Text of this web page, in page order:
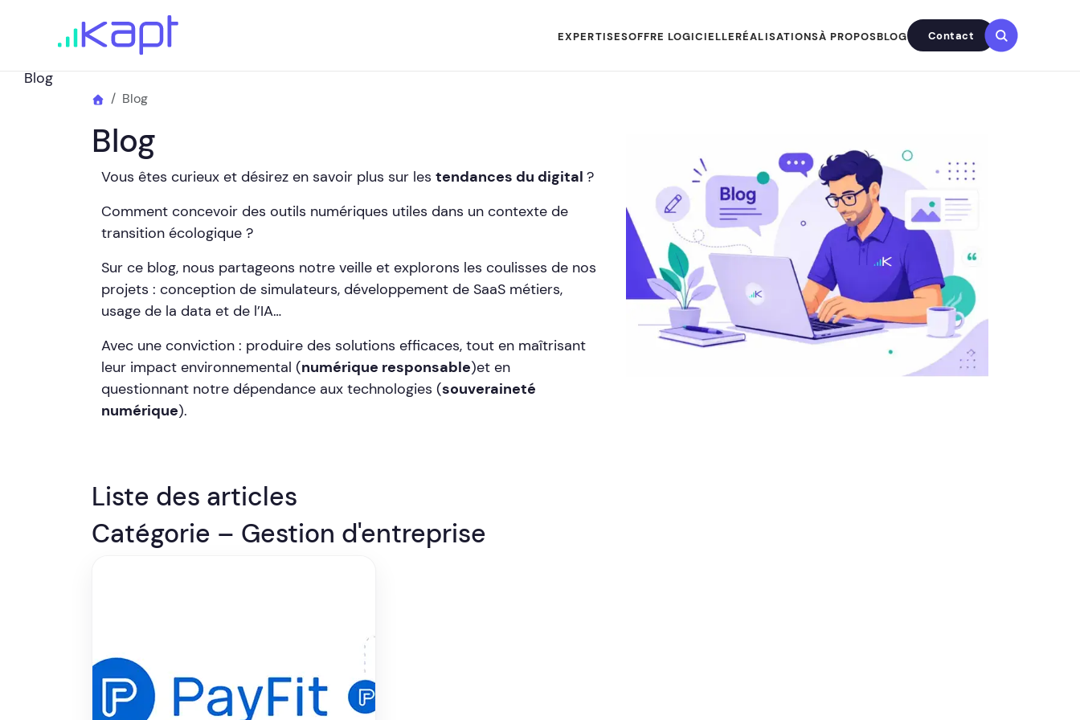
EXPERTISESOFFRE LOGICIELLERÉALISATIONSÀ PROPOSBLOG Contact
Blog
Blog
Blog
Vous êtes curieux et désirez en savoir plus sur les tendances du digital ?
Comment concevoir des outils numériques utiles dans un contexte de
transition écologique ?
Sur ce blog, nous partageons notre veille et explorons les coulisses de nos
projets : conception de simulateurs, développement de SaaS métiers,
usage de la data et de l’IA…
Avec une conviction : produire des solutions efficaces, tout en maîtrisant
leur impact environnemental (numérique responsable)et en
questionnant notre dépendance aux technologies (souveraineté
numérique).
Liste des articles
Catégorie – Gestion d'entreprise